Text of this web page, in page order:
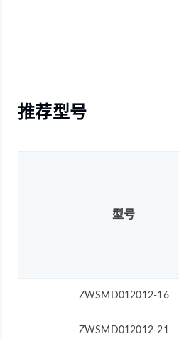
推荐型号
型号
ZWSMD012012-16
ZWSMD012012-21